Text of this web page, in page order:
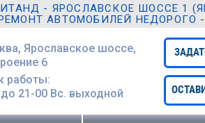
- ЯРОСЛАВСКОЕ ШОССЕ 1
АВТОМОБИЛЕЙ НЕДОРОГО
Ярославское шоссе,
6
работы:
21-00 Вc. выходной